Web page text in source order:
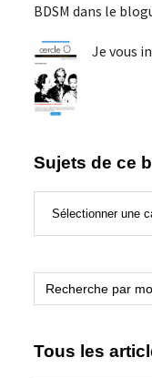
BDSM dans le
Je vous
Sujets de ce
Search
for:
Tous les